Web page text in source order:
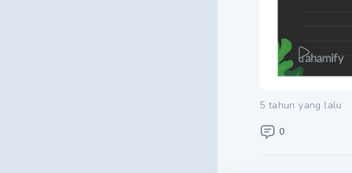
5 tahun yang lalu
0